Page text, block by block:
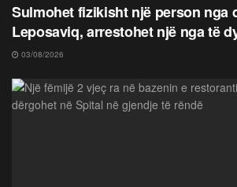
Sulmohet fizikisht një person nga
Leposaviq, arrestohet një nga të
03/08/2026